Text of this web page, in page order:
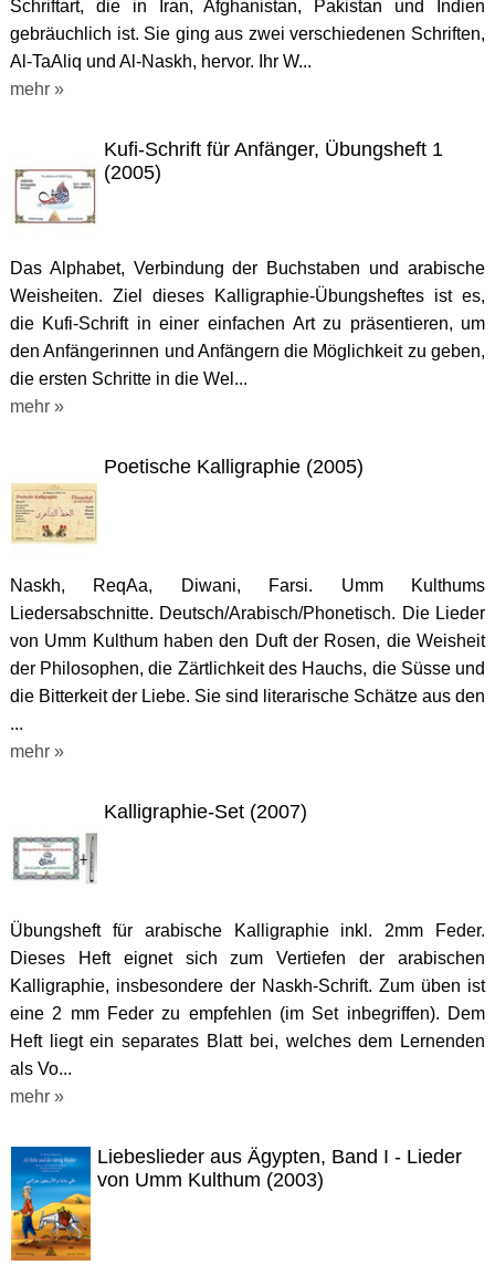
Schriftart, die in Iran, Afghanistan, Pakistan und Indien
gebräuchlich ist. Sie ging aus zwei verschiedenen Schriften,
Al-TaAliq und Al-Naskh, hervor. Ihr W...
mehr »
Kufi-Schrift für Anfänger, Übungsheft 1
(2005)
Das Alphabet, Verbindung der Buchstaben und arabische
Weisheiten. Ziel dieses Kalligraphie-Übungsheftes ist es,
die Kufi-Schrift in einer einfachen Art zu präsentieren, um
den Anfängerinnen und Anfängern die Möglichkeit zu geben,
die ersten Schritte in die Wel...
mehr »
Poetische Kalligraphie (2005)
Naskh, ReqAa, Diwani, Farsi. Umm Kulthums
Liedersabschnitte. Deutsch/Arabisch/Phonetisch. Die Lieder
von Umm Kulthum haben den Duft der Rosen, die Weisheit
der Philosophen, die Zärtlichkeit des Hauchs, die Süsse und
die Bitterkeit der Liebe. Sie sind literarische Schätze aus den
...
mehr »
Kalligraphie-Set (2007)
Übungsheft für arabische Kalligraphie inkl. 2mm Feder.
Dieses Heft eignet sich zum Vertiefen der arabischen
Kalligraphie, insbesondere der Naskh-Schrift. Zum üben ist
eine 2 mm Feder zu empfehlen (im Set inbegriffen). Dem
Heft liegt ein separates Blatt bei, welches dem Lernenden
als Vo...
mehr »
Liebeslieder aus Ägypten, Band I - Lieder
von Umm Kulthum (2003)